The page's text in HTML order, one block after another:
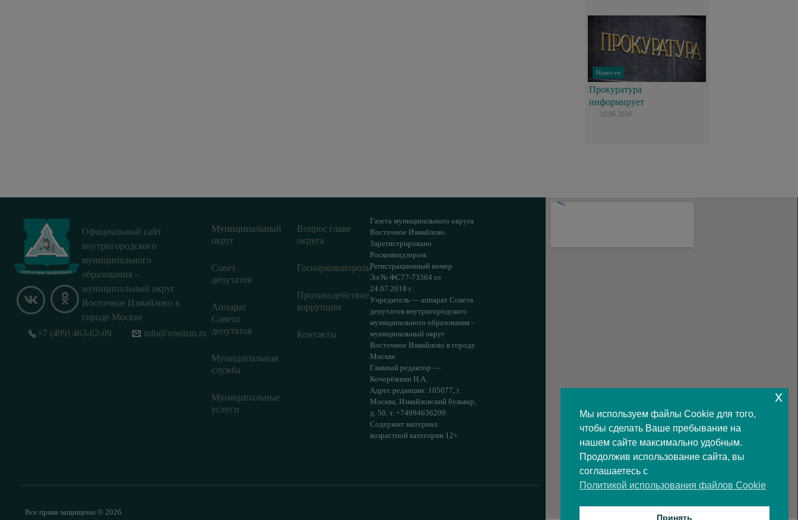
Новости
Прокуратура
информирует
10.06.2026
Официальный сайт
внутригородского
муниципального
образования –
муниципальный округ
Восточное Измайлово в
городе Москве
Муниципальный
округ
Совет
депутатов
Аппарат
Совета
депутатов
Муниципальная
служба
Муниципальные
услуги
Вопрос главе
округа
Госнаркоконтроль
Противодействие
коррупции
Контакты
Газета муниципального округа
Восточное Измайлово.
Зарегистрировано
Роскомнадзором.
Регистрационный номер
Эл № ФС77-73364 от
24.07.2018 г.
Учредитель — аппарат Совета
депутатов внутригородского
муниципального образования –
муниципальный округ
Восточное Измайлово в городе
Москве.
Главный редактор —
Кочерёжкин Н.А.
Адрес редакции: 105077, г.
Москва, Измайловский бульвар,
д. 50. т. +74994636209
Содержит материал
возрастной категории 12+
+7 (499) 463-62-09 info@vostizm.ru
Все права защищены © 2026
Мы используем файлы Cookie для того,
чтобы сделать Ваше пребывание на
нашем сайте максимально удобным.
Продолжив использование сайта, вы
соглашаетесь с
Политикой использования файлов Cookie
Принять
x